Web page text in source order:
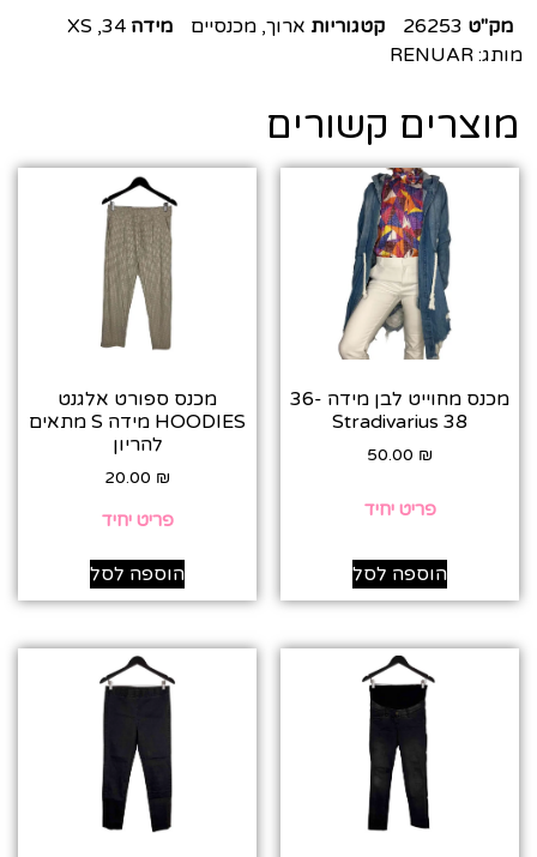
מק"ט 26253 קטגוריות ארוך, מכנסיים מידה 34
,
XS
מותג:RENUAR
מוצרים קשורים
מכנס מחוייט לבן מידה 36-
38 Stradivarius
50.00 ₪
פריט יחיד
הוספה לסל
מכנס ספורט אלגנט
HOODIES מידה S מתאים
להריון
20.00 ₪
פריט יחיד
הוספה לסל